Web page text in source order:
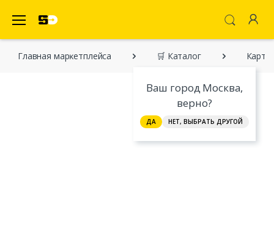
Ваш город Москва,
верно?
ДА НЕТ, ВЫБРАТЬ ДРУГОЙ
Главная марĸетплейса 🛒 Каталог